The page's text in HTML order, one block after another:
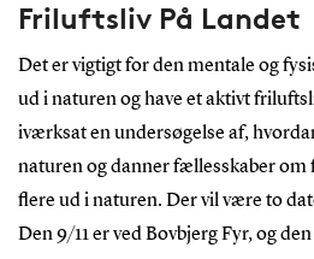
Friluftsliv På Landet
Det er vigtigt for den mentale og
ud i naturen og have et aktivt
iværksat en undersøgelse af,
naturen og danner fællesskaber om
flere ud i naturen. Der vil være to
Den 9/11 er ved Bovbjerg Fyr, og